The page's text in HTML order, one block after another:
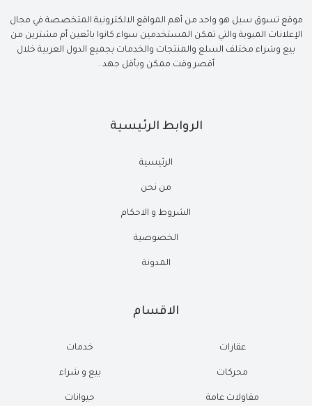
موقع تسوق سيل هو واحد من أهم المواقع الالكترونية المتخصصة في مجال
الإعلانات المبوبة والتي تمكن المستخدمين سواء كانوا بائعين أم مشترين من
بيع وشراء مختلف السلع والمنتجات والخدمات بجميع الدول العربية خلال
أقصر وقت ممكن وبأقل جهد .
الروابط الرئيسية
الرئيسية
من نحن
الشروط و الاحكام
الخصوصية
المدونة
الاقسام
عقارات
محركات
مقاولات عامة
خدمات
بيع و شراء
حيوانات